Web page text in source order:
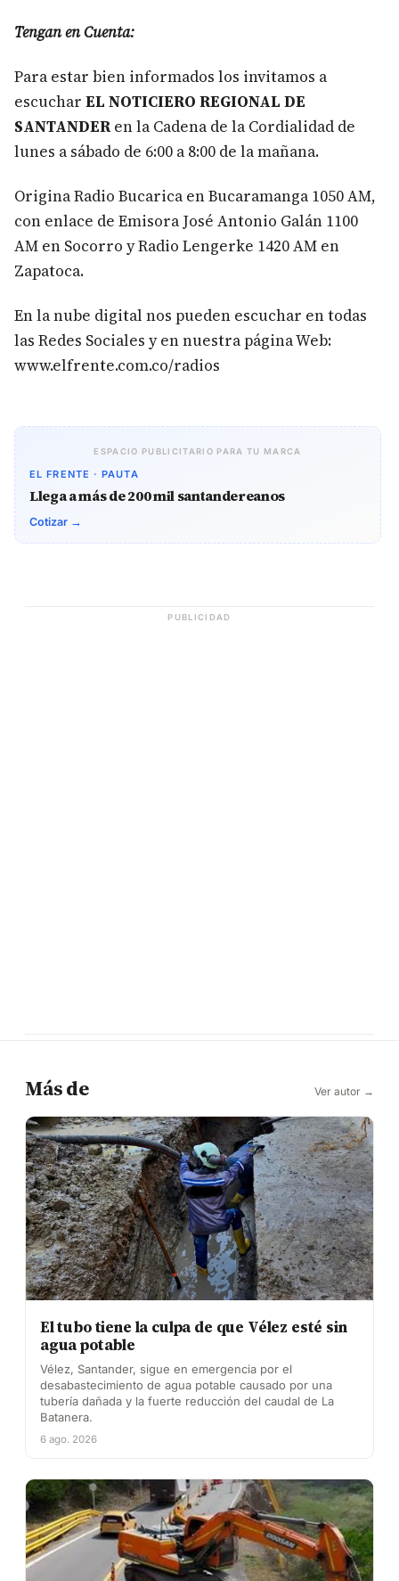
Tengan en Cuenta:
Para estar bien informados los invitamos a
escuchar EL NOTICIERO REGIONAL DE
SANTANDERen la Cadena de la Cordialidad de
lunes a sábado de 6:00 a 8:00 de la mañana.
Origina Radio Bucarica en Bucaramanga 1050 AM,
con enlace de Emisora José Antonio Galán 1100
AM en Socorro y Radio Lengerke 1420 AM en
Zapatoca.
En la nube digital nos pueden escuchar en todas
las Redes Sociales y en nuestra página Web:
www.elfrente.com.co/radios
ESPACIO PUBLICITARIO PARA TU MARCA
EL FRENTE · PAUTA
Llega a más de 200 mil santandereanos
Cotizar →
PUBLICIDAD
Más de Ver autor →
El tubo tiene la culpa de que Vélez esté sin
agua potable
Vélez, Santander, sigue en emergencia por el
desabastecimiento de agua potable causado por una
tubería dañada y la fuerte reducción del caudal de La
Batanera.
6 ago. 2026